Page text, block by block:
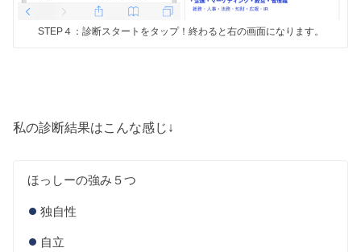
STEP４：診断スタートをタップ！終わると右の画面になります。
私の診断結果はこんな感じ↓
ほっしーの強み５つ
独自性
自立